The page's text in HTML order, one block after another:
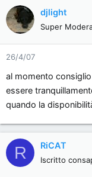
djlight
Super
26/4/07
al momento
essere
quando la
R RiCAT
Iscritto